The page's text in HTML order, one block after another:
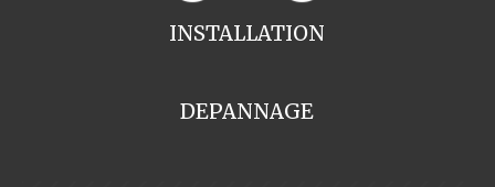
INSTALLATION
DEPANNAGE